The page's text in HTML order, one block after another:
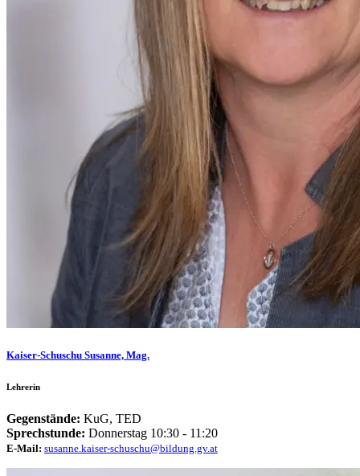
Kaiser-Schuschu Susanne, Mag.
Lehrerin
Gegenstände: KuG, TED
Sprechstunde: Donnerstag 10:30 - 11:20
E-Mail: susanne.kaiser-schuschu@bildung.gv.at